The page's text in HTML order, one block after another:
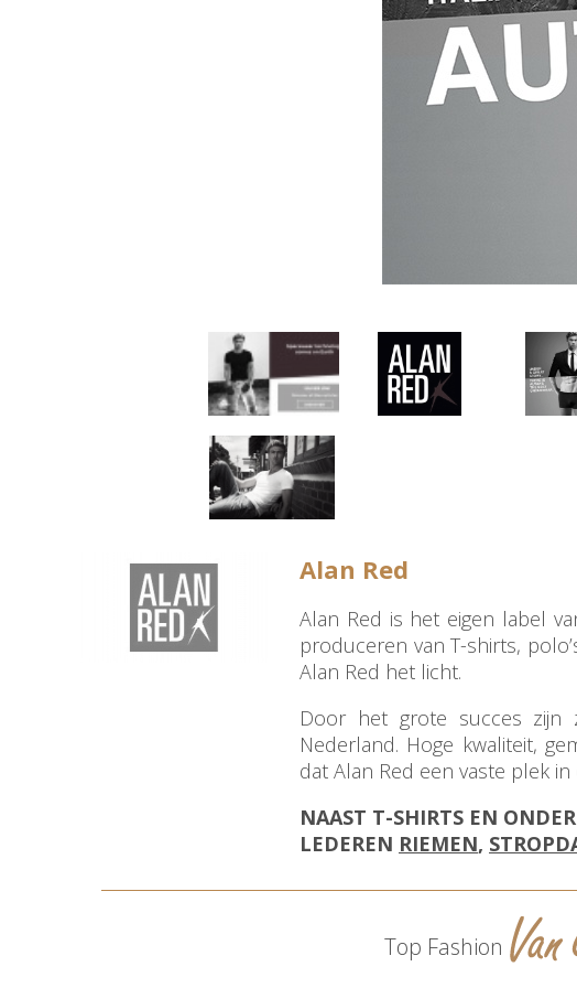
Alan Red
Alan Red is het eigen label
produceren van T-shirts,
Alan Red het licht.
Door het grote succes zijn
Nederland. Hoge kwaliteit,
dat Alan Red een vaste plek
NAAST T-SHIRTS EN
LEDEREN RIEMEN,
Top Fashion